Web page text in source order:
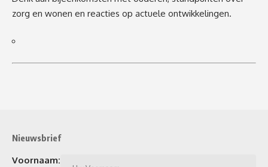
zorg en wonen en reacties op actuele ontwikkelingen.
Nieuwsbrief
Voornaam: